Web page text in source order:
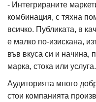
- Интегрираните
комбинация, с тяхна
всичко. Публиката, в
е малко по-изискана,
във вкуса си и начина,
марка, стока или услуга.
Аудиторията много
стои компанията